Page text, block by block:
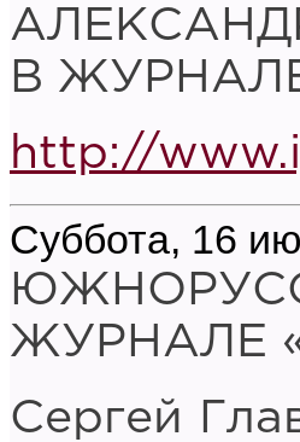
В
http://
Суббота, 16
ЖУРНАЛЕ
Сергей